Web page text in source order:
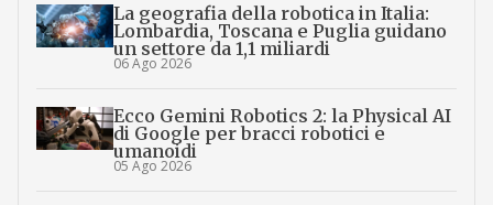
La geografia della robotica in Italia:
Lombardia, Toscana e Puglia guidano
un settore da 1,1 miliardi
06 Ago 2026
Ecco Gemini Robotics 2: la Physical AI
di Google per bracci robotici e
umanoidi
05 Ago 2026